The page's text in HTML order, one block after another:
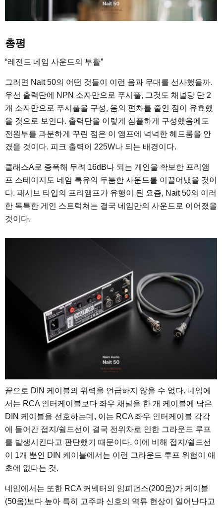
총평
“레전드 네임 사운드의 부활”
그러면 Nait 50의 어떤 것들이 이런 음과 무대를 선사했을까.
우선 출력단에 NPN 소자만으로 푸시풀, 그것도 채널당 단 2
개 소자만으로 푸시풀을 구성, 음의 편차를 줄인 점이 유효했
을 것으로 보인다. 출력단을 이렇게 심플하게 구성했음에도
전원부를 과분하게 꾸린 점은 이 앰프에 넉넉한 헤드룸을 안
겼을 것이다. 피크 출력이 225W나 되는 배경이다.
클래스A로 증폭해 무려 16dB나 되는 게인을 확보한 프리앰
프 스테이지도 네임 특유의 두툼한 사운드를 이끌어냈을 것이
다. 패시브 타입의 프리앰프가 유행이 된 요즘, Nait 50의 이러
한 독특한 게인 스트럭쳐는 결국 네임만의 사운드로 이어졌을
것이다.
끝으로 DIN 케이블의 위력을 언급하지 않을 수 없다. 네임에
서는 RCA 인터케이블보다 좌우 채널을 한 개 케이블에 담은
DIN 케이블을 선호하는데, 이는 RCA 좌우 인터케이블 각각
에 들어간 접지/쉴드선이 결국 전위차로 인한 그라운드 루프
를 발생시킨다고 판단했기 때문이다. 이에 비해 접지/쉴드선
이 1개 뿐인 DIN 케이블에서는 이런 그라운드 루프 위험이 애
초에 없다는 것.
네임에서는 또한 RCA 커넥터의 임피던스(200옴)가 케이블
(50옴)보다 높아 특히 고주파 신호의 역류 현상이 일어난다고